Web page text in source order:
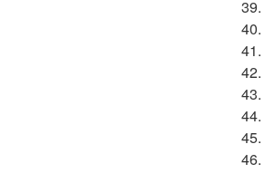
39.
40.
41.
42.
43.
44.
45.
46.